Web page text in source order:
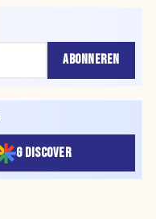
ABONNEREN
G DISCOVER